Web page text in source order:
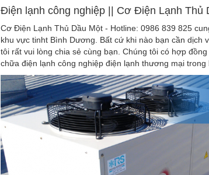
Điện lạnh công nghiệp || Cơ Điện Lạnh Thủ
Cơ Điện Lạnh Thủ Dầu Một - Hotline: 0986 839 825
khu vực tinht Bình Dương. Bất cứ khi nào bạn cần dịch
tôi rất vui lòng chia sẻ cùng bạn. Chúng tôi có hợp
chữa điện lạnh công nghiệp điện lạnh thương mại trong